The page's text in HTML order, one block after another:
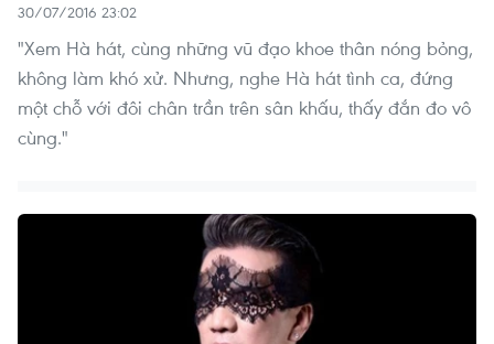
30/07/2016 23:02
"Xem Hà hát, cùng những vũ đạo khoe thân nóng bỏng,
không làm khó xử. Nhưng, nghe Hà hát tình ca, đứng
một chỗ với đôi chân trần trên sân khấu, thấy đắn đo vô
cùng."